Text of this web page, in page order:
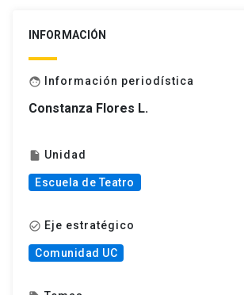
INFORMACIÓN
face Información periodística
Constanza Flores L.
insert_drive_file Unidad
Escuela de Teatro
check_circle_outline Eje estratégico
Comunidad UC